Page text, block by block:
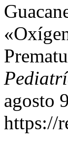
agosto
https://